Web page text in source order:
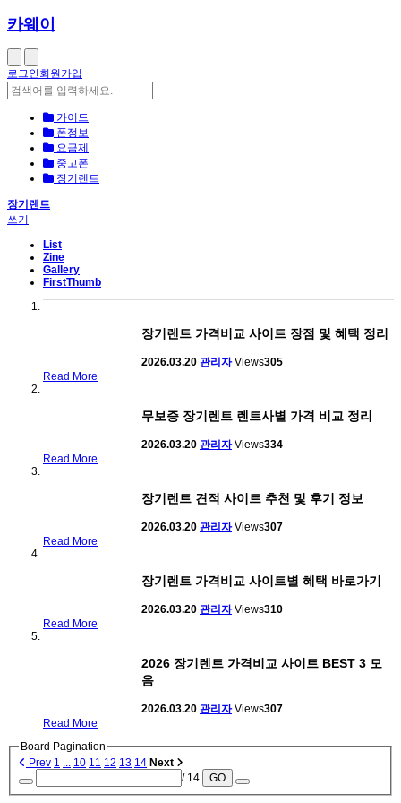
카웨이
로그인회원가입
가이드
폰정보
요금제
중고폰
장기렌트
장기렌트
쓰기
List
Zine
Gallery
FirstThumb
장기렌트 가격비교 사이트 장점 및 혜택 정리
2026.03.20 관리자 Views305
Read More
무보증 장기렌트 렌트사별 가격 비교 정리
2026.03.20 관리자 Views334
Read More
장기렌트 견적 사이트 추천 및 후기 정보
2026.03.20 관리자 Views307
Read More
장기렌트 가격비교 사이트별 혜택 바로가기
2026.03.20 관리자 Views310
Read More
2026 장기렌트 가격비교 사이트 BEST 3 모
음
2026.03.20 관리자 Views307
Read More
Board Pagination
Prev 1 ... 10 11 12 13 14 Next
/ 14
GO